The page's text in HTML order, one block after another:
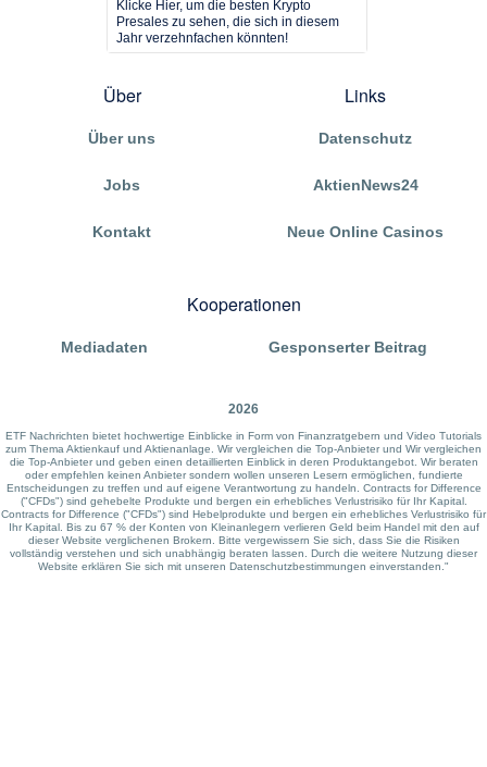
Klicke Hier, um die besten Krypto
Presales zu sehen, die sich in diesem
Jahr verzehnfachen könnten!
Über
Über uns
Jobs
Kontakt
Links
Datenschutz
AktienNews24
Neue Online Casinos
Kooperationen
Mediadaten Gesponserter Beitrag
2026
ETF Nachrichten bietet hochwertige Einblicke in Form von Finanzratgebern und Video Tutorials
zum Thema Aktienkauf und Aktienanlage. Wir vergleichen die Top-Anbieter und Wir vergleichen
die Top-Anbieter und geben einen detaillierten Einblick in deren Produktangebot. Wir beraten
oder empfehlen keinen Anbieter sondern wollen unseren Lesern ermöglichen, fundierte
Entscheidungen zu treffen und auf eigene Verantwortung zu handeln. Contracts for Difference
("CFDs") sind gehebelte Produkte und bergen ein erhebliches Verlustrisiko für Ihr Kapital.
Contracts for Difference ("CFDs") sind Hebelprodukte und bergen ein erhebliches Verlustrisiko für
Ihr Kapital. Bis zu 67 % der Konten von Kleinanlegern verlieren Geld beim Handel mit den auf
dieser Website verglichenen Brokern. Bitte vergewissern Sie sich, dass Sie die Risiken
vollständig verstehen und sich unabhängig beraten lassen. Durch die weitere Nutzung dieser
Website erklären Sie sich mit unseren Datenschutzbestimmungen einverstanden."